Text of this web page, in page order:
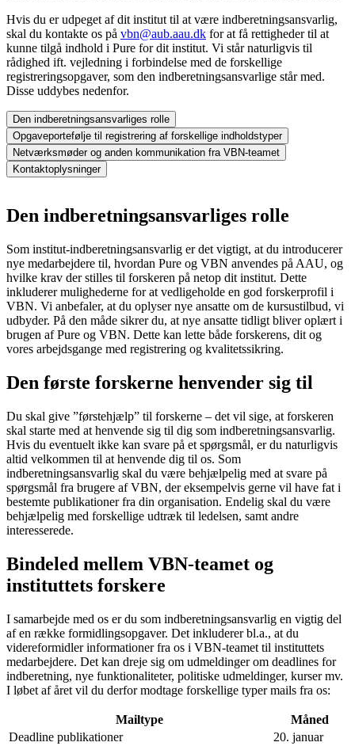
Hvis du er udpeget af dit institut til at være indberetningsansvarlig,
skal du kontakte os på vbn@aub.aau.dk for at få rettigheder til at
kunne tilgå indhold i Pure for dit institut. Vi står naturligvis til
rådighed ift. vejledning i forbindelse med de forskellige
registreringsopgaver, som den indberetningsansvarlige står med.
Disse uddybes nedenfor.
Den indberetningsansvarliges rolle
Opgaveportefølje til registrering af forskellige indholdstyper
Netværksmøder og anden kommunikation fra VBN-teamet
Kontaktoplysninger
Den indberetningsansvarliges rolle
Som institut-indberetningsansvarlig er det vigtigt, at du introducerer
nye medarbejdere til, hvordan Pure og VBN anvendes på AAU, og
hvilke krav der stilles til forskeren på netop dit institut. Dette
inkluderer mulighederne for at vedligeholde en god forskerprofil i
VBN. Vi anbefaler, at du oplyser nye ansatte om de kursustilbud, vi
udbyder. På den måde sikrer du, at nye ansatte tidligt bliver oplært i
brugen af Pure og VBN. Dette kan lette både forskerens, dit og
vores arbejdsgange med registrering og kvalitetssikring.
Den første forskerne henvender sig til
Du skal give ”førstehjælp” til forskerne – det vil sige, at forskeren
skal starte med at henvende sig til dig som indberetningsansvarlig.
Hvis du eventuelt ikke kan svare på et spørgsmål, er du naturligvis
altid velkommen til at henvende dig til os. Som
indberetningsansvarlig skal du være behjælpelig med at svare på
spørgsmål fra brugere af VBN, der eksempelvis gerne vil have fat i
bestemte publikationer fra din organisation. Endelig skal du være
behjælpelig med forskellige udtræk til ledelsen, samt andre
interesserede.
Bindeled mellem VBN-teamet og
instituttets forskere
I samarbejde med os er du som indberetningsansvarlig en vigtig del
af en række formidlingsopgaver. Det inkluderer bl.a., at du
videreformidler informationer fra os i VBN-teamet til instituttets
medarbejdere. Det kan dreje sig om udmeldinger om deadlines for
indberetning, nye funktionaliteter, politiske udmeldinger, kurser mv.
I løbet af året vil du derfor modtage forskellige typer mails fra os:
Mailtype
Måned
Deadline publikationer
20. januar